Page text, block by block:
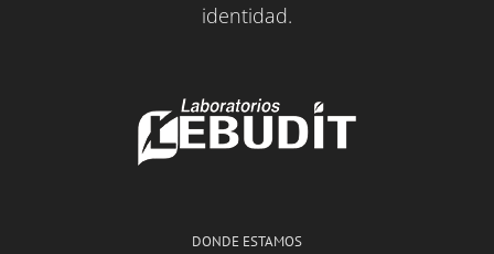
identidad.
DONDE ESTAMOS